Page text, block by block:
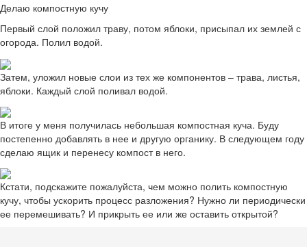
Делаю компостную кучу
Первый слой положил траву, потом яблоки, присыпал их землей с
огорода. Полил водой.
Затем, уложил новые слои из тех же компонентов ‒ трава, листья,
яблоки. Каждый слой поливал водой.
В итоге у меня получилась небольшая компостная куча. Буду
постепенно добавлять в нее и другую органику. В следующем году
сделаю ящик и перенесу компост в него.
Кстати, подскажите пожалуйста, чем можно полить компостную
кучу, чтобы ускорить процесс разложения? Нужно ли периодически
ее перемешивать? И прикрыть ее или же оставить открытой?